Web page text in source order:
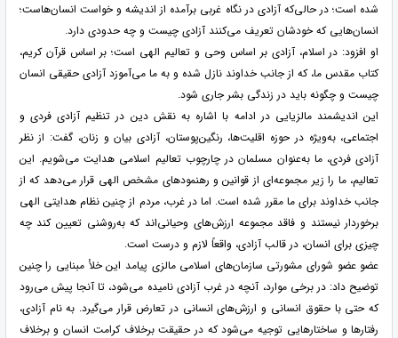
شده است؛ در حالی‌که آزادی در نگاه غربی برآمده از اندیشه و خواست انسان‌هاست؛
انسان‌هایی که خودشان تعریف می‌کنند آزادی چیست و چه حدودی دارد.
او افزود: در اسلام، آزادی بر اساس وحی و تعالیم الهی است؛ بر اساس قرآن کریم،
کتاب مقدس ما، که از جانب خداوند نازل شده و به ما می‌آموزد آزادی حقیقی انسان
چیست و چگونه باید در زندگی بشر جاری شود.
این اندیشمند مالزیایی در ادامه با اشاره به نقش دین در تنظیم آزادی فردی و
اجتماعی، به‌ویژه در حوزه اقلیت‌ها، رنگین‌پوستان، آزادی بیان و زنان، گفت: از نظر
آزادی فردی، ما به‌عنوان مسلمان در چارچوب تعالیم اسلامی هدایت می‌شویم. این
تعالیم، ما را زیر مجموعه‌ای از قوانین و رهنمودهای مشخص الهی قرار می‌دهد که از
جانب خداوند برای ما مقرر شده است. اما در غرب، مردم از چنین نظام هدایتی الهی
برخوردار نیستند و فاقد مجموعه ارزش‌های وحیانی‌اند که به‌روشنی تعیین کند چه
چیزی برای انسان، در قالب آزادی، واقعاً لازم و درست است.
عضو عضو شورای مشورتی سازمان‌های اسلامی مالزی پیامد این خلأ مبنایی را چنین
توضیح داد: در برخی موارد، آنچه در غرب آزادی نامیده می‌شود، تا آنجا پیش می‌رود
که حتی با حقوق انسانی و ارزش‌های انسانی در تعارض قرار می‌گیرد. به نام آزادی،
رفتارها و ساختارهایی توجیه می‌شود که در حقیقت برخلاف کرامت انسان و برخلاف